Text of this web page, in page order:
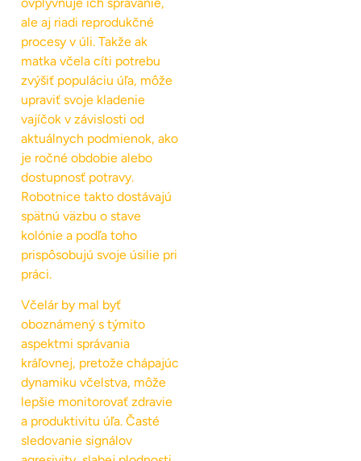
ale aj riadi reprodukčné
procesy v úli. Takže ak
matka včela cíti potrebu
zvýšiť populáciu úľa, môže
upraviť svoje kladenie
vajíčok v závislosti od
aktuálnych podmienok, ako
je ročné obdobie alebo
dostupnosť potravy.
Robotnice takto dostávajú
spätnú väzbu o stave
kolónie a podľa toho
prispôsobujú svoje úsilie pri
práci.
Včelár by mal byť
oboznámený s týmito
aspektmi správania
kráľovnej, pretože chápajúc
dynamiku včelstva, môže
lepšie monitorovať zdravie
a produktivitu úľa. Časté
sledovanie signálov